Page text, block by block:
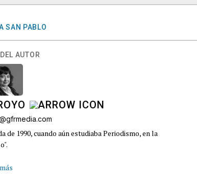
SAN PABLO
AUTOR
de 1990, cuando aún estudiaba Periodismo, en la